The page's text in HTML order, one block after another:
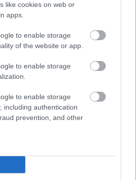
like cookies on web or
apps.
to enable storage
of the website or app.
to enable storage
to enable storage
including authentication
prevention, and other
Πώς να ελέγξετε τα λάστιχα